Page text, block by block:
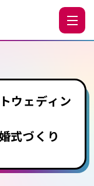
ウェディン
式づくり